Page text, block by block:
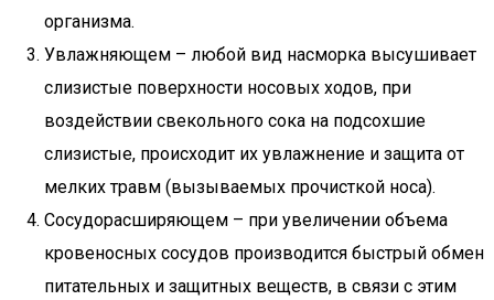
организма.
Увлажняющем – любой вид насморка высушивает
слизистые поверхности носовых ходов, при
воздействии свекольного сока на подсохшие
слизистые, происходит их увлажнение и защита от
мелких травм (вызываемых прочисткой носа).
Сосудорасширяющем – при увеличении объема
кровеносных сосудов производится быстрый обмен
питательных и защитных веществ, в связи с этим